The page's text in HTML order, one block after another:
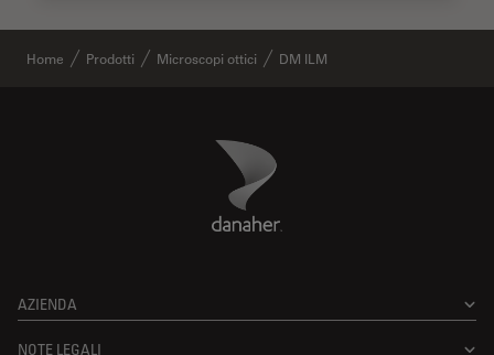
Home Prodotti Microscopi ottici DM ILM
Danaher Logo
AZIENDA
NOTE LEGALI